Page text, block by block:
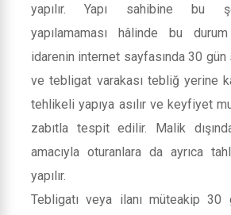
yapılır. Yapı sahibine bu
yapılamaması hâlinde bu
idarenin internet sayfasında 30
ve tebligat varakası tebliğ yerine
tehlikeli yapıya asılır ve keyfiyet
zabıtla tespit edilir. Malik
amacıyla oturanlara da ayrıca
yapılır.
Tebligatı veya ilanı müteakip 30